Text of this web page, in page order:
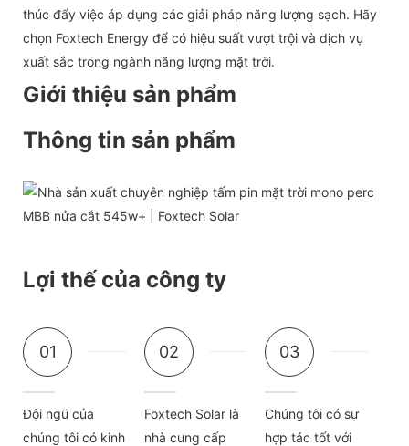
thúc đẩy việc áp dụng các giải pháp năng lượng sạch. Hãy
chọn Foxtech Energy để có hiệu suất vượt trội và dịch vụ
xuất sắc trong ngành năng lượng mặt trời.
Giới thiệu sản phẩm
Thông tin sản phẩm
Lợi thế của công ty
01
Đội ngũ của
chúng tôi có kinh
02
Foxtech Solar là
nhà cung cấp
03
Chúng tôi có sự
hợp tác tốt với